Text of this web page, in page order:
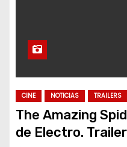
CINE NOTICIAS TRAILERS
The Amazing
de Electro.